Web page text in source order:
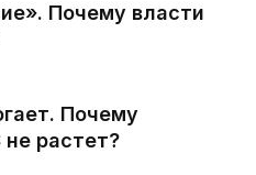
Почему власти
Почему
не растет?